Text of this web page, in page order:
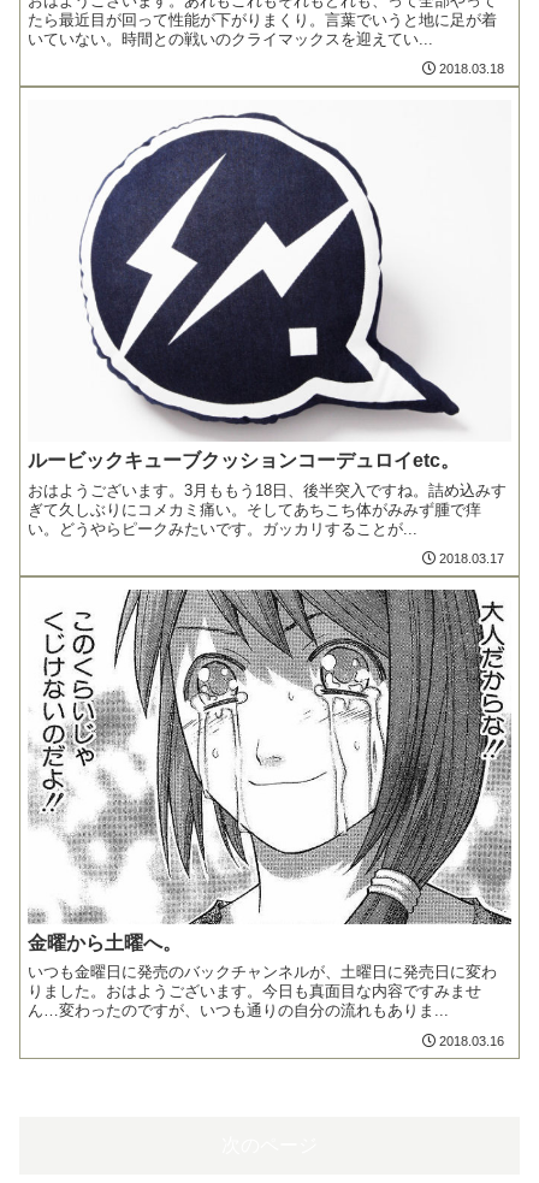
たら最近目が回って性能が下がりまくり。言葉でいうと地に足が着
いていない。時間との戦いのクライマックスを迎えてい...
2018.03.18
ルービックキューブクッションコーデュロイetc。
おはようございます。3月ももう18日、後半突入ですね。詰め込みす
ぎて久しぶりにコメカミ痛い。そしてあちこち体がみみず腫で痒
い。どうやらピークみたいです。ガッカリすることが...
2018.03.17
金曜から土曜へ。
いつも金曜日に発売のバックチャンネルが、土曜日に発売日に変わ
りました。おはようございます。今日も真面目な内容ですみませ
ん…変わったのですが、いつも通りの自分の流れもありま...
2018.03.16